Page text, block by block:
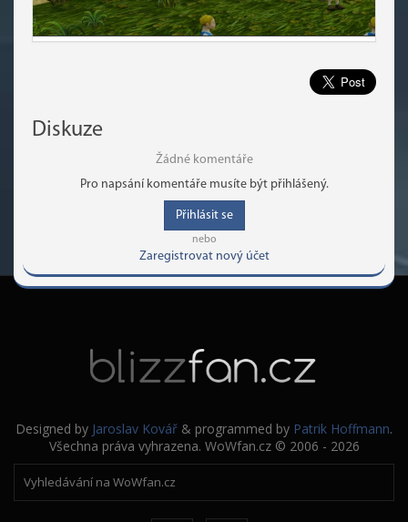
Diskuze
Žádné komentáře
Pro napsání komentáře musíte být přihlášený.
Přihlásit se
nebo
Zaregistrovat nový účet
Designed by Jaroslav Kovář & programmed by Patrik Hoffmann.
Všechna práva vyhrazena. WoWfan.cz © 2006 - 2026